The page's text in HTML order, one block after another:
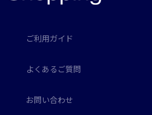
ご利用ガイド
よくあるご質問
お問い合わせ